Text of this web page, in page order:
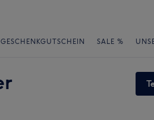
GESCHENKGUTSCHEIN SALE %